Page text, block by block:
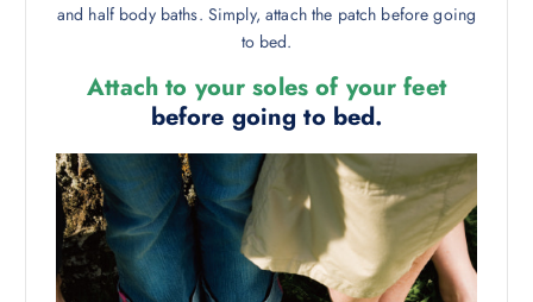
and half body baths. Simply, attach the patch before going
to bed.
Attach to your soles of your feet
before going to bed.